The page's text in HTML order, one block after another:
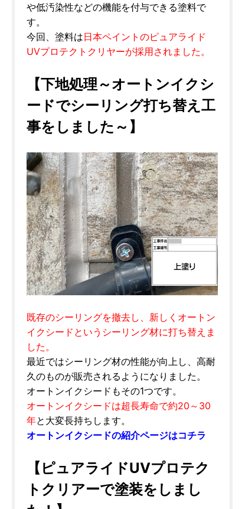
や低汚染性などの機能を付与できる塗料で
す。
今回、塗料は日本ペイントのピュアライド
UVプロテクトクリヤーが採用されました。
【下地処理～オートンイクシ
ードでシーリング打ち替え工
事をしました～】
既存のシーリングを撤去し、新しくオートン
イクシードというシーリング材に打ち替えま
した。
最近ではシーリング材の性能が向上し、高耐
久のものが販売されるようになりました。
オートンイクシードもその1つです。
オートンイクシードは超長寿命で約20～30
年と大変長持ちします。
オートンイクシードの紹介ページはコチラ
【ピュアライドUVプロテク
トクリアーで塗装をしまし